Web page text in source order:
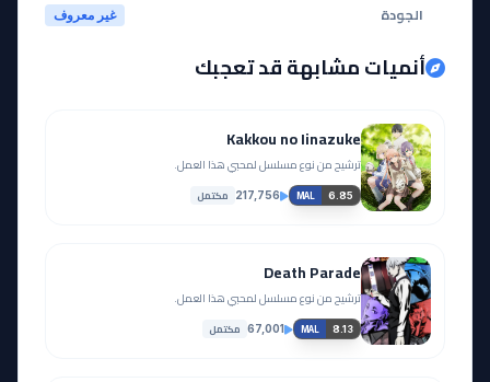
الجودة غير معروف
أنميات مشابهة قد تعجبك
Kakkou no Iinazuke
ترشيح من نوع مسلسل لمحبي هذا العمل.
MAL 6.85
217,756 مكتمل
Death Parade
ترشيح من نوع مسلسل لمحبي هذا العمل.
MAL 8.13
67,001 مكتمل